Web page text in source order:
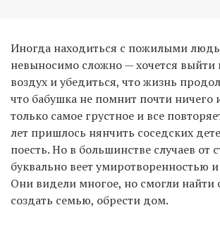
Иногда находиться с пожилыми
невыносимо сложно — хочется выйти
воздух и убедиться, что жизнь
что бабушка не помнит почти ничего
только самое грустное и все
лет пришлось нянчить соседских
поесть. Но в большинстве случаев от
буквально веет умиротворенностью
Они видели многое, но смогли найти
создать семью, обрести дом.